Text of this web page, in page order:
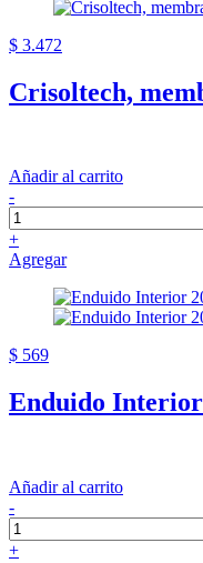
$ 3.472
Crisoltech,
Añadir al carrito
-
+
Agregar
$ 569
Enduido
Añadir al carrito
-
+